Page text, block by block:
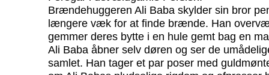
Brændehuggeren Ali Baba skylder sin bror
længere væk for at finde brænde. Han
gemmer deres bytte i en hule gemt bag en
Ali Baba åbner selv døren og ser de
samlet. Han tager et par poser med